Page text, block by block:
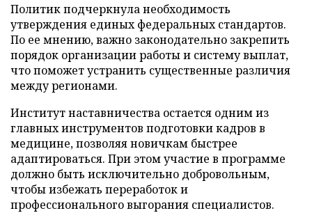
Политик подчеркнула необходимость
утверждения единых федеральных стандартов.
По ее мнению, важно законодательно закрепить
порядок организации работы и систему выплат,
что поможет устранить существенные различия
между регионами.
Институт наставничества остается одним из
главных инструментов подготовки кадров в
медицине, позволяя новичкам быстрее
адаптироваться. При этом участие в программе
должно быть исключительно добровольным,
чтобы избежать переработок и
профессионального выгорания специалистов.